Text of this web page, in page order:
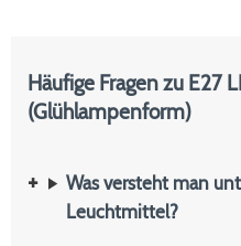
Häufige Fragen zu E27
(Glühlampenform)
Was versteht man
Leuchtmittel?